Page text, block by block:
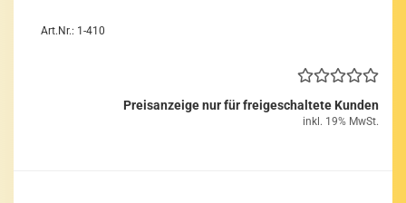
Art.Nr.: 1-410
Preisanzeige nur für freigeschaltete Kunden
inkl. 19% MwSt.